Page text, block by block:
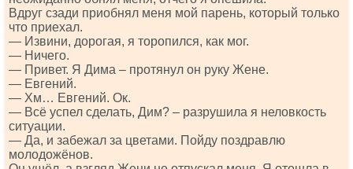
Вдруг сзади приобнял меня мой парень, который только
что приехал.
— Извини, дорогая, я торопился, как мог.
— Ничего.
— Привет. Я Дима – протянул он руку Жене.
— Евгений.
— Хм… Евгений. Ок.
— Всё успел сделать, Дим? – разрушила я неловкость
ситуации.
— Да, и забежал за цветами. Пойду поздравлю
молодожёнов.